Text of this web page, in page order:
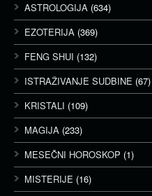
ASTROLOGIJA (634)
EZOTERIJA (369)
FENG SHUI (132)
ISTRAŽIVANJE SUDBINE (67)
KRISTALI (109)
MAGIJA (233)
MESEČNI HOROSKOP (1)
MISTERIJE (16)